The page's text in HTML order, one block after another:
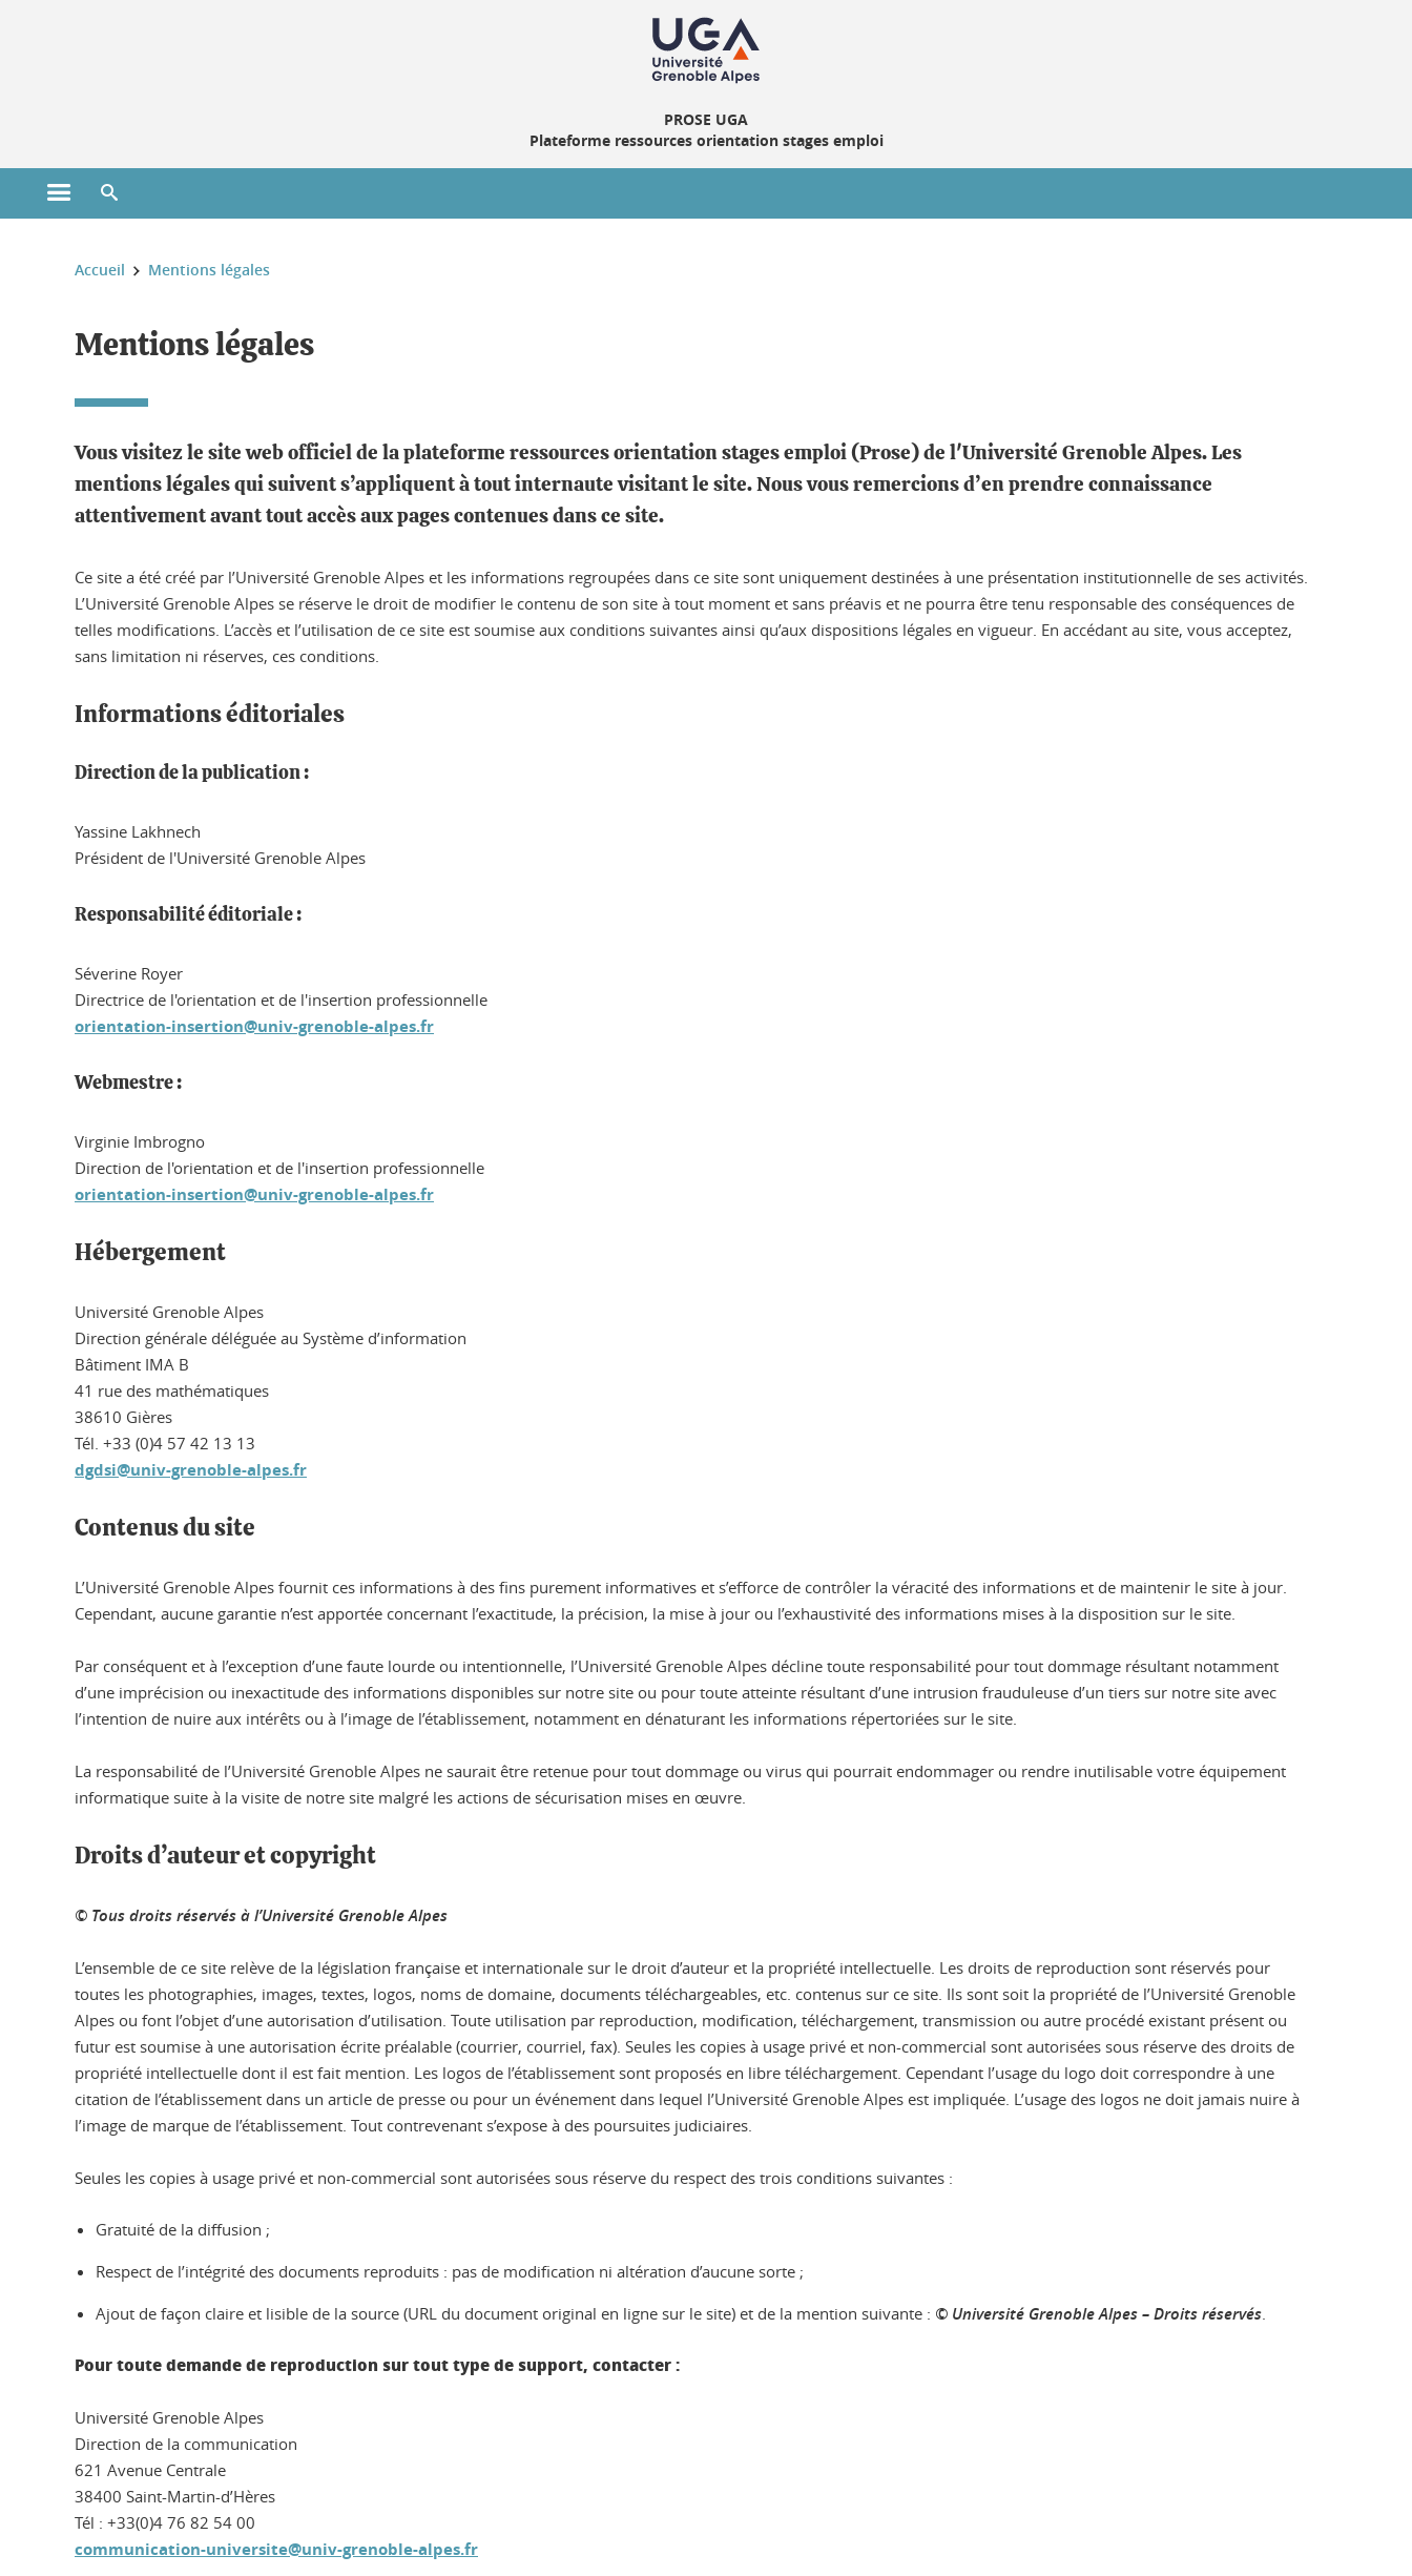
PROSE UGA
Plateforme ressources orientation stages emploi
Ouvrir le menu principal
Vous êtes ici :
Accueil Mentions légales
Mentions légales
Vous visitez le site web officiel de la plateforme ressources orientation stages emploi (Prose) de l'Université Grenoble Alpes. Les
mentions légales qui suivent s’appliquent à tout internaute visitant le site. Nous vous remercions d’en prendre connaissance
attentivement avant tout accès aux pages contenues dans ce site.
Ce site a été créé par l’Université Grenoble Alpes et les informations regroupées dans ce site sont uniquement destinées à une présentation institutionnelle de ses activités.
L’Université Grenoble Alpes se réserve le droit de modifier le contenu de son site à tout moment et sans préavis et ne pourra être tenu responsable des conséquences de
telles modifications. L’accès et l’utilisation de ce site est soumise aux conditions suivantes ainsi qu’aux dispositions légales en vigueur. En accédant au site, vous acceptez,
sans limitation ni réserves, ces conditions.
Informations éditoriales
Direction de la publication :
Yassine Lakhnech
Président de l'Université Grenoble Alpes
Responsabilité éditoriale :
Séverine Royer
Directrice de l'orientation et de l'insertion professionnelle
orientation-insertion@univ-grenoble-alpes.fr
Webmestre :
Virginie Imbrogno
Direction de l'orientation et de l'insertion professionnelle
orientation-insertion@univ-grenoble-alpes.fr
Hébergement
Université Grenoble Alpes
Direction générale déléguée au Système d’information
Bâtiment IMA B
41 rue des mathématiques
38610 Gières
Tél. +33 (0)4 57 42 13 13
dgdsi@univ-grenoble-alpes.fr
Contenus du site
L’Université Grenoble Alpes fournit ces informations à des fins purement informatives et s’efforce de contrôler la véracité des informations et de maintenir le site à jour.
Cependant, aucune garantie n’est apportée concernant l’exactitude, la précision, la mise à jour ou l’exhaustivité des informations mises à la disposition sur le site.
Par conséquent et à l’exception d’une faute lourde ou intentionnelle, l’Université Grenoble Alpes décline toute responsabilité pour tout dommage résultant notamment
d’une imprécision ou inexactitude des informations disponibles sur notre site ou pour toute atteinte résultant d’une intrusion frauduleuse d’un tiers sur notre site avec
l’intention de nuire aux intérêts ou à l’image de l’établissement, notamment en dénaturant les informations répertoriées sur le site.
La responsabilité de l’Université Grenoble Alpes ne saurait être retenue pour tout dommage ou virus qui pourrait endommager ou rendre inutilisable votre équipement
informatique suite à la visite de notre site malgré les actions de sécurisation mises en œuvre.
Droits d’auteur et copyright
© Tous droits réservés à l’Université Grenoble Alpes
L’ensemble de ce site relève de la législation française et internationale sur le droit d’auteur et la propriété intellectuelle. Les droits de reproduction sont réservés pour
toutes les photographies, images, textes, logos, noms de domaine, documents téléchargeables, etc. contenus sur ce site. Ils sont soit la propriété de l’Université Grenoble
Alpes ou font l’objet d’une autorisation d’utilisation. Toute utilisation par reproduction, modification, téléchargement, transmission ou autre procédé existant présent ou
futur est soumise à une autorisation écrite préalable (courrier, courriel, fax). Seules les copies à usage privé et non-commercial sont autorisées sous réserve des droits de
propriété intellectuelle dont il est fait mention. Les logos de l’établissement sont proposés en libre téléchargement. Cependant l’usage du logo doit correspondre à une
citation de l’établissement dans un article de presse ou pour un événement dans lequel l’Université Grenoble Alpes est impliquée. L’usage des logos ne doit jamais nuire à
l’image de marque de l’établissement. Tout contrevenant s’expose à des poursuites judiciaires.
Seules les copies à usage privé et non-commercial sont autorisées sous réserve du respect des trois conditions suivantes :
Gratuité de la diffusion ;
Respect de l’intégrité des documents reproduits : pas de modification ni altération d’aucune sorte ;
Ajout de façon claire et lisible de la source (URL du document original en ligne sur le site) et de la mention suivante : © Université Grenoble Alpes – Droits réservés.
Pour toute demande de reproduction sur tout type de support, contacter :
Université Grenoble Alpes
Direction de la communication
621 Avenue Centrale
38400 Saint-Martin-d’Hères
Tél : +33(0)4 76 82 54 00
communication-universite@univ-grenoble-alpes.fr